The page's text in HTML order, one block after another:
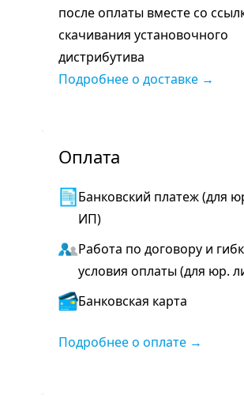
после оплаты вместе со
скачивания установочного
дистрибутива
Подробнее о доставке →
Оплата
Банковский платеж (для
ИП)
Работа по договору и
условия оплаты (для юр.
Банковская карта
Подробнее о оплате →